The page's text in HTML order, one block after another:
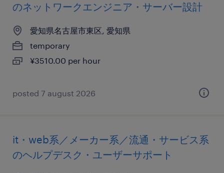
のネットワークエンジニア・サーバー設計
愛知県名古屋市東区, 愛知県
temporary
¥3510.00 per hour
posted 7 august 2026
it・web系／メーカー系／流通・サービス系
のヘルプデスク・ユーザーサポート